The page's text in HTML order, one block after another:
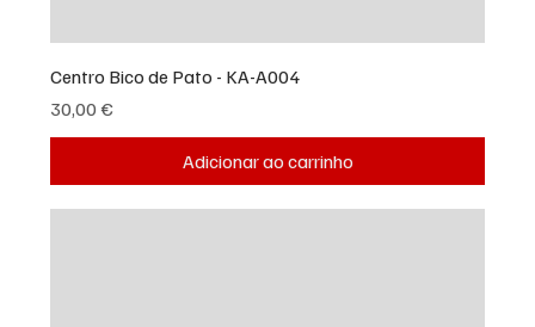
Centro Bico de Pato - KA-A004
Preço
30,00 €
Adicionar ao carrinho